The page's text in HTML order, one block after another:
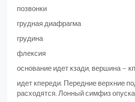
позвонки
грудная диафрагма
грудина
флексия
основание идет кзади, вершина –
идет кпереди. Передние верхние
расходятся. Лонный симфиз